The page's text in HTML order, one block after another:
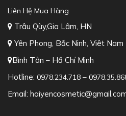
Yên Phong, Bắc Ninh, Viêt Nam
Bình Tân – Hồ Chí Minh
Hotline:0978.234.718–
Email: haiyencosmetic@gmail.com
HỖ TRỢ KHÁCH HÀNG